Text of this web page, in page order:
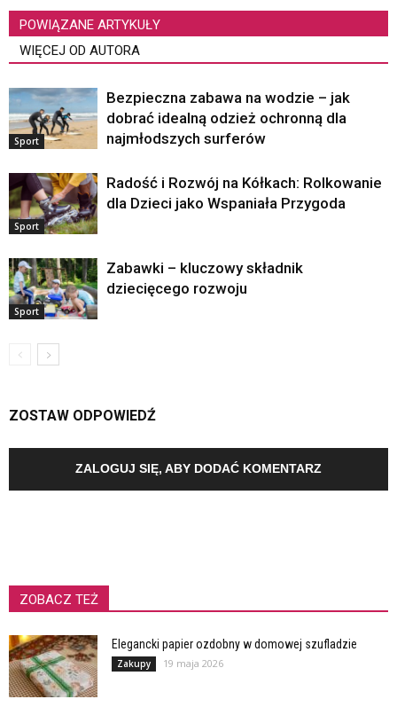
POWIĄZANE ARTYKUŁY
WIĘCEJ OD AUTORA
Sport
Bezpieczna zabawa na wodzie – jak
dobrać idealną odzież ochronną dla
najmłodszych surferów
Sport
Radość i Rozwój na Kółkach: Rolkowanie
dla Dzieci jako Wspaniała Przygoda
Sport
Zabawki – kluczowy składnik
dziecięcego rozwoju
ZOSTAW ODPOWIEDŹ
ZALOGUJ SIĘ, ABY DODAĆ KOMENTARZ
ZOBACZ TEŻ
Elegancki papier ozdobny w domowej szufladzie
Zakupy 19 maja 2026